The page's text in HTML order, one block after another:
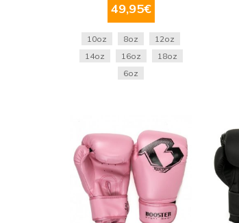
49,95€
10oz 8oz
12oz
14oz
16oz
18oz
6oz